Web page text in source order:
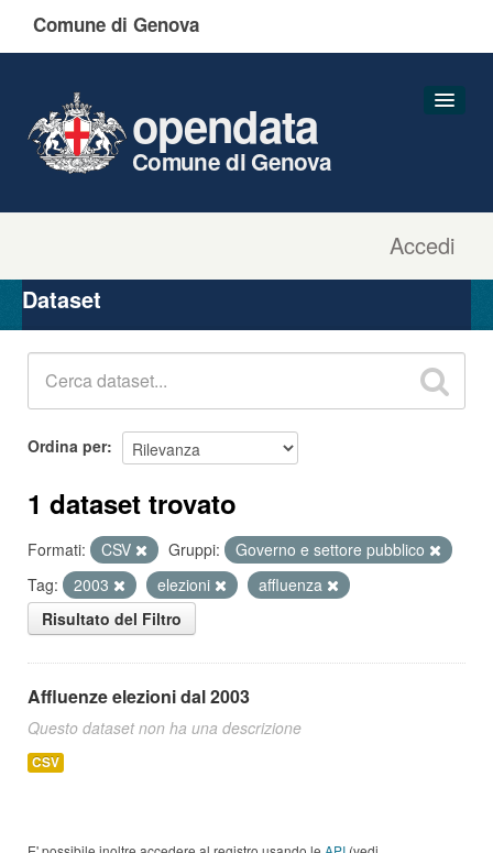
Comune di Genova
Accedi
opendata
Comune di Genova
Organizzazioni
Gruppi
Dataset
Ordina per
1 dataset trovato
Formati: CSV Gruppi:
Governo e settore pubblico
Tag:
2003 elezioni
affluenza
Risultato del Filtro
Affluenze elezioni dal 2003
Questo dataset non ha una descrizione
CSV